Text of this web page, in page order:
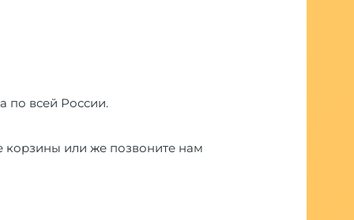
по всей России.
корзины или же позвоните нам